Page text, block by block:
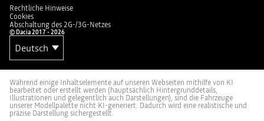
Rechtliche Hinweise
Cookies
Abschaltung des 2G-/3G-Netzes
© Dacia 2017 - 2026
Während einige Inhaltselemente auf unseren Webseiten mithilfe von KI
bearbeitet oder erstellt werden (hauptsächlich Hintergrunddetails,
Illustrationen und gelegentlich auch Darstellungen), sind die Fahrzeuge
unserer Modellpalette nicht KI-generiert. Dadurch wird eine realistische und
präzise Darstellung sichergestellt.